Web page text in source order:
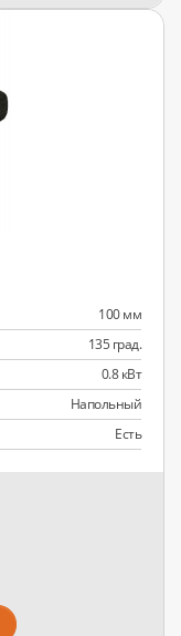
100 мм
135 град.
0.8 кВт
Напольный
Есть